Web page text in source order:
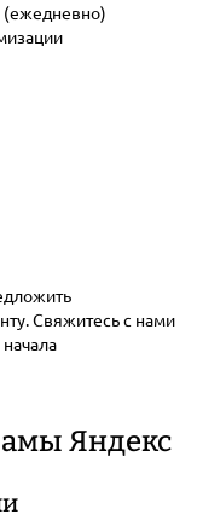
(ежедневно)
Свяжитесь с нами
Яндекс